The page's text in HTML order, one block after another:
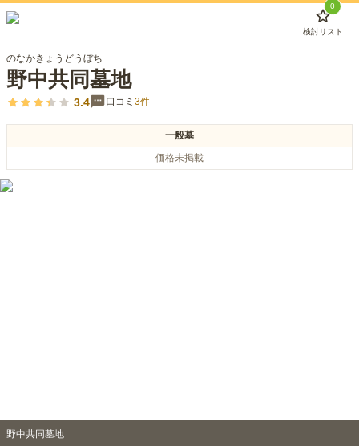
0
検討リスト
のなかきょうどうぼち
野中共同墓地
3.4 口コミ 3件
一般墓
価格未掲載
野中共同墓地